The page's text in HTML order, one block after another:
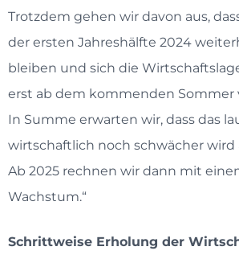
Trotzdem gehen wir davon aus,
der ersten Jahreshälfte 2024
bleiben und sich die
erst ab dem kommenden Sommer
In Summe erwarten wir, dass das
wirtschaftlich noch schwächer wird
Ab 2025 rechnen wir dann mit
Wachstum.“
Schrittweise Erholung der